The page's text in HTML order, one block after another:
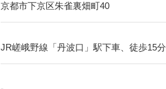
京都市下京区朱雀裏畑町40
JR嵯峨野線「丹波口」駅下車、徒歩15分